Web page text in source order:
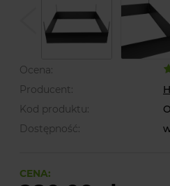
Ocena:
Producent:
Kod produktu:
Dostępność:
CENA: